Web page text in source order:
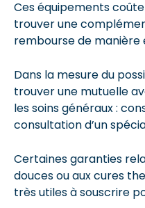
Ces équipements
trouver une
rembourse de manière
Dans la mesure du
trouver une mutuelle
les soins généraux :
consultation d’un
Certaines garanties
douces ou aux cures
très utiles à souscrire